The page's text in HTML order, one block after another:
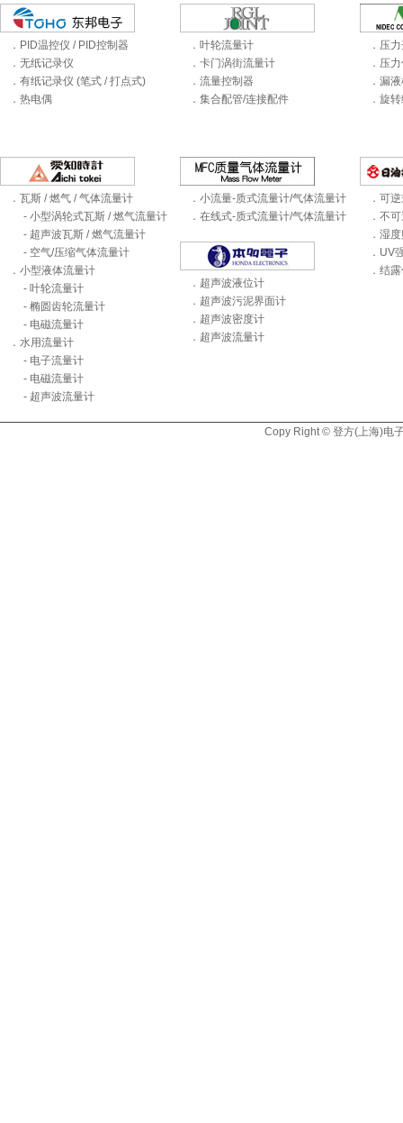
．PID温控仪 / PID控制器
．无纸记录仪
．有纸记录仪 (笔式 / 打点式)
．热电偶
．叶轮流量计
．卡门涡街流量计
．流量控制器
．集合配管/连接配件
．压
．压
．漏
．旋
．瓦斯 / 燃气 / 气体流量计
- 小型涡轮式瓦斯 / 燃气流量计
- 超声波瓦斯 / 燃气流量计
- 空气/压缩气体流量计
．小型液体流量计
- 叶轮流量计
- 椭圆齿轮流量计
- 电磁流量计
．水用流量计
- 电子流量计
- 电磁流量计
- 超声波流量计
．小流量-质式流量计/气体流量计
．在线式-质式流量计/气体流量计
．超声波液位计
．超声波污泥界面计
．超声波密度计
．超声波流量计
．可
．不
．湿
．UV
．结
Copy Right © 登方(上海)